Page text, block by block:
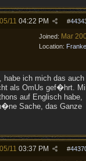
#
11 04:22 PM
Joined: Mar
Location:
habe ich mich das auch
als OmUs gef�hrt.
auf Englisch habe,
Sache, das Ganze
#
11 03:37 PM